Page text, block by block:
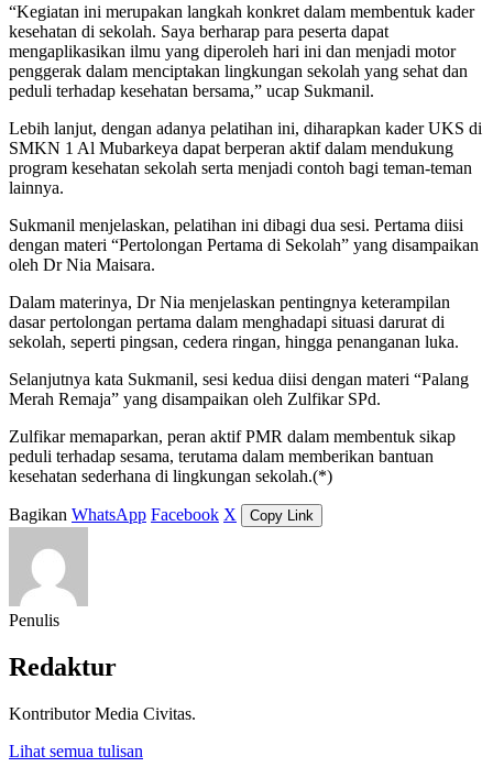
“Kegiatan ini merupakan langkah konkret dalam membentuk kader
kesehatan di sekolah. Saya berharap para peserta dapat
mengaplikasikan ilmu yang diperoleh hari ini dan menjadi motor
penggerak dalam menciptakan lingkungan sekolah yang sehat dan
peduli terhadap kesehatan bersama,” ucap Sukmanil.
Lebih lanjut, dengan adanya pelatihan ini, diharapkan kader UKS di
SMKN 1 Al Mubarkeya dapat berperan aktif dalam mendukung
program kesehatan sekolah serta menjadi contoh bagi teman-teman
lainnya.
Sukmanil menjelaskan, pelatihan ini dibagi dua sesi. Pertama diisi
dengan materi “Pertolongan Pertama di Sekolah” yang disampaikan
oleh Dr Nia Maisara.
Dalam materinya, Dr Nia menjelaskan pentingnya keterampilan
dasar pertolongan pertama dalam menghadapi situasi darurat di
sekolah, seperti pingsan, cedera ringan, hingga penanganan luka.
Selanjutnya kata Sukmanil, sesi kedua diisi dengan materi “Palang
Merah Remaja” yang disampaikan oleh Zulfikar SPd.
Zulfikar memaparkan, peran aktif PMR dalam membentuk sikap
peduli terhadap sesama, terutama dalam memberikan bantuan
kesehatan sederhana di lingkungan sekolah.(*)
Bagikan WhatsApp Facebook X Copy Link
Penulis
Redaktur
Kontributor Media Civitas.
Lihat semua tulisan